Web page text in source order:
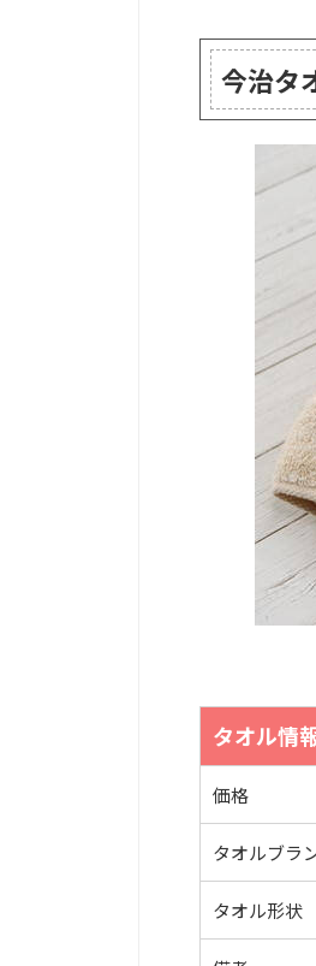
今治タ
タオル情
価格
タオルブラ
タオル形状